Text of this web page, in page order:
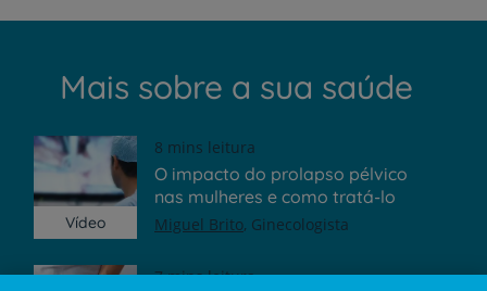
Mais sobre a sua saúde
Vídeo
8 mins leitura
O impacto do prolapso pélvico
nas mulheres e como tratá-lo
Miguel Brito Ginecologista
7 mins leitura